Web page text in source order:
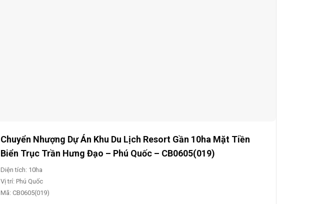
Chuyển Nhượng Dự Án Khu Du Lịch Resort Gần 10ha Mặt Tiền
Biển Trục Trần Hưng Đạo – Phú Quốc – CB0605(019)
Diện tích: 10ha
Vị trí: Phú Quốc
Mã: CB0605(019)